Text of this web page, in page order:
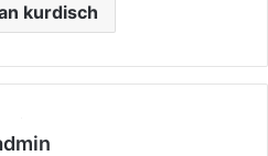
kurdisch